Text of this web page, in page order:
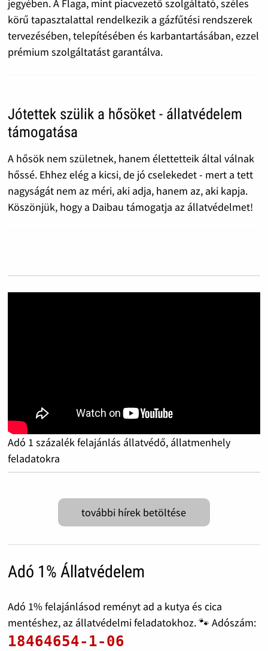
jegyében. A Flaga, mint piacvezető szolgáltató, széles
körű tapasztalattal rendelkezik a gázfűtési rendszerek
tervezésében, telepítésében és karbantartásában, ezzel
prémium szolgáltatást garantálva.
Jótettek szülik a hősöket - állatvédelem
támogatása
A hősök nem születnek, hanem élettetteik által válnak
hőssé. Ehhez elég a kicsi, de jó cselekedet - mert a tett
nagyságát nem az méri, aki adja, hanem az, aki kapja.
Köszönjük, hogy a Daibau támogatja az állatvédelmet!
Adó 1 százalék felajánlás állatvédő, állatmenhely
feladatokra
további hírek betöltése
Adó 1% Állatvédelem
Adó 1% felajánlásod reményt ad a kutya és cica
mentéshez, az állatvédelmi feladatokhoz. 🐾 Adószám:
18464654-1-06